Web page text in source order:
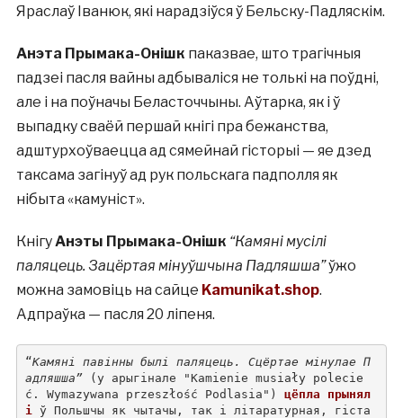
Яраслаў Іванюк, які нарадзіўся ў Бельску-Падляскім.
Анэта Прымака-Онішк паказвае, што трагічныя
падзеі пасля вайны адбываліся не толькі на поўдні,
але і на поўначы Беласточчыны. Аўтарка, як і ў
выпадку сваёй першай кнігі пра бежанства,
адштурхоўваецца ад сямейнай гісторыі — яе дзед
таксама загінуў ад рук польскага падполля як
нібыта «камуніст».
КнігуАнэты Прымака-Онішк “Камяні мусілі
паляцець. Зацёртая мінуўшчына Падляшша”ўжо
можна замовіць на сайце Kamunikat.shop.
Адпраўка — пасля 20 ліпеня.
“Камяні павінны былі паляцець. Сцёртае мінулае П
адляшша” (у арыгінале "Kamienie musiały polecie
ć. Wymazywana przeszłość Podlasia") цёпла прынял
і
ў Польшчы як чытачы, так і літаратурная, гіста